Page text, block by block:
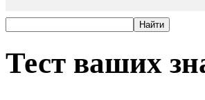
Тест ваших